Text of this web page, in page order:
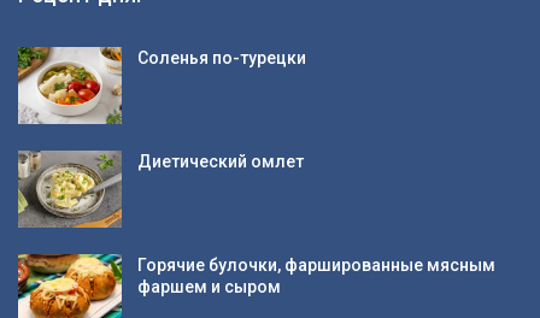
Соленья по-турецки
Диетический омлет
Горячие булочки, фаршированные мясным
фаршем и сыром